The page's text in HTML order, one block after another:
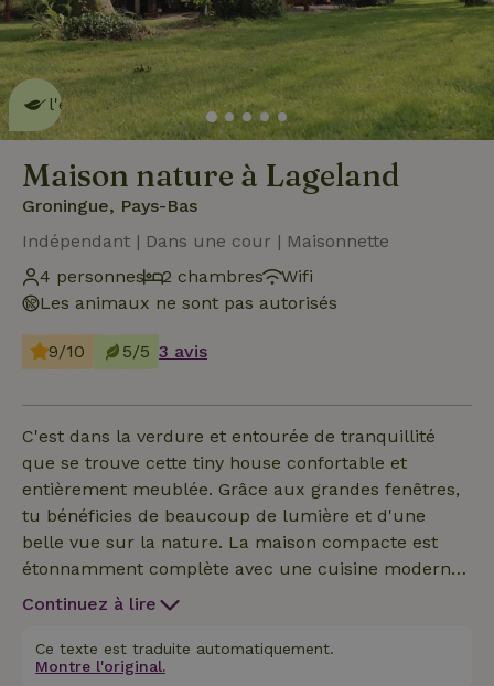
Cette Maison Nature fait de
l'effet en savoir plus
Maison nature à Lageland
Groningue, Pays-Bas
Indépendant | Dans une cour | Maisonnette
4 personnes
2 chambres
Wifi
Les animaux ne sont pas autorisés
9/10 5/5 3 avis
C'est dans la verdure et entourée de tranquillité
que se trouve cette tiny house confortable et
entièrement meublée. Grâce aux grandes fenêtres,
tu bénéficies de beaucoup de lumière et d'une
belle vue sur la nature. La maison compacte est
étonnamment complète avec une cuisine moderne
équipée d'un four et d'un lave-vaisselle, un
pour toutes les saisons. Avec quatre places de
couchage, dont un grenier douillet, et des espaces
Continuez à lire
Ce texte est traduite automatiquement.
Montre l'original.